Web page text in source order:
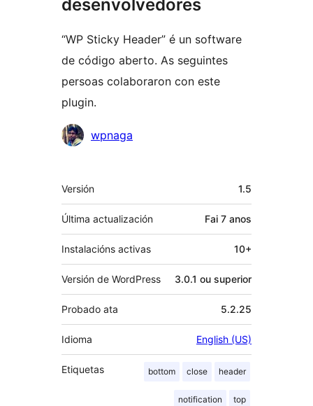
desenvolvedores
“WP Sticky Header” é un software
de código aberto. As seguintes
persoas colaboraron con este
plugin.
Colaboradores
wpnaga
Meta
Versión 1.5
Última actualización Fai 7 anos
Instalacións activas 10+
Versión de WordPress 3.0.1 ou superior
Probado ata 5.2.25
Idioma English (US)
Etiquetas bottom close header
notification top